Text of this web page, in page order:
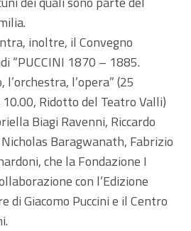
inoltre, il Convegno
“PUCCINI 1870 – 1885.
l’opera” (25
Ridotto del Teatro Valli)
Biagi Ravenni, Riccardo
Baragwanath, Fabrizio
che la Fondazione I
con l’Edizione
di Giacomo Puccini e il Centro